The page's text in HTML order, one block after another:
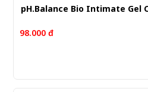
pH.Balance Bio Intimate Gel
98.000 đ